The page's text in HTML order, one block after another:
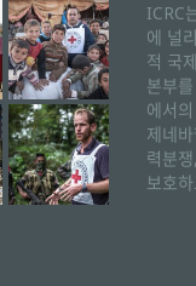
ICRC
에 널
적 국
본부
에서
제네
력분
보호